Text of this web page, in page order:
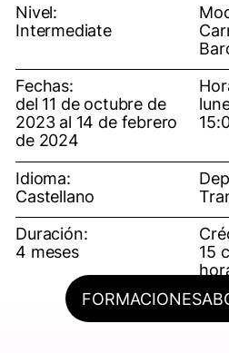
FORMACIONES
Nivel:
Intermediate
Fechas:
del 11 de octubre de
2023 al 14 de febrero
de 2024
Idioma:
Castellano
Duración:
4 meses
15